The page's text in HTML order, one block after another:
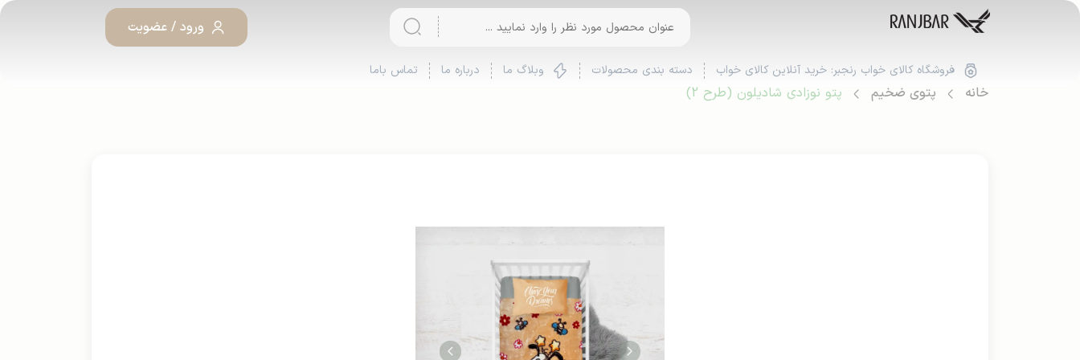
ورود / عضویت
فروشگاه کالای خواب رنجبر: خرید آنلاین کالای خواب دسته بندی محصولات وبلاگ ما درباره ما تماس باما
خانه پتوی ضخیم پتو نوزادی شادیلون (طرح 2)